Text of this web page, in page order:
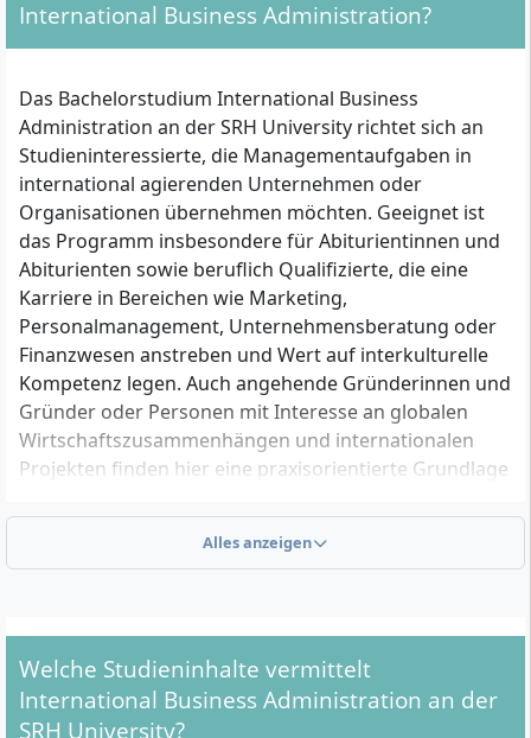
International Business Administration?
Das Bachelorstudium International Business
Administration an der SRH University richtet sich an
Studieninteressierte, die Managementaufgaben in
international agierenden Unternehmen oder
Organisationen übernehmen möchten. Geeignet ist
das Programm insbesondere für Abiturientinnen und
Abiturienten sowie beruflich Qualifizierte, die eine
Karriere in Bereichen wie Marketing,
Personalmanagement, Unternehmensberatung oder
Finanzwesen anstreben und Wert auf interkulturelle
Kompetenz legen. Auch angehende Gründerinnen und
Gründer oder Personen mit Interesse an globalen
Wirtschaftszusammenhängen und internationalen
Projekten finden hier eine praxisorientierte Grundlage
Für die Aufnahme in den Bachelorstudiengang
benötigst du eine der folgenden Qualifikationen:
Allgemeine Hochschulreife (Abitur) oder
Alles anzeigen
Welche Studieninhalte vermittelt
International Business Administration an der
SRH University?